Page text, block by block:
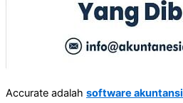
Accurate adalah software akuntansi